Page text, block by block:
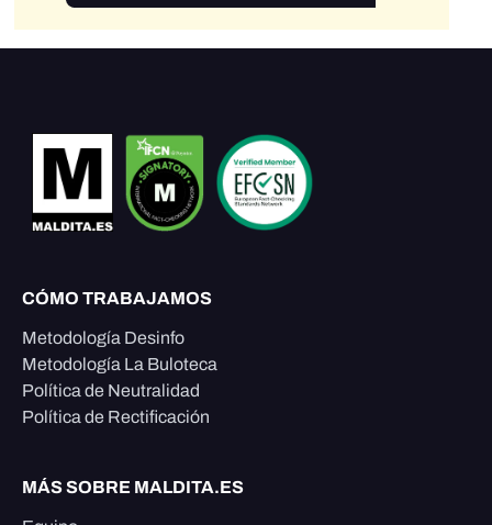
CÓMO TRABAJAMOS
Metodología Desinfo
Metodología La Buloteca
Política de Neutralidad
Política de Rectificación
MÁS SOBRE MALDITA.ES